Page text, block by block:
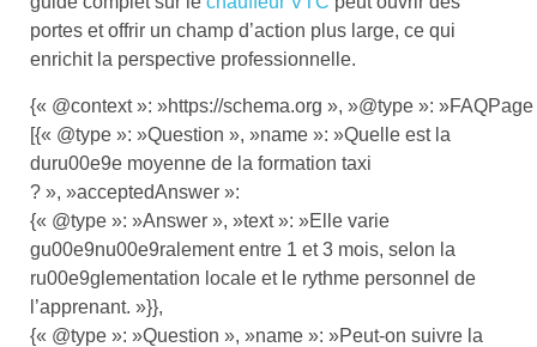
portes et offrir un champ d’action plus large, ce qui
enrichit la perspective professionnelle.
{« @context »: »https://schema.org », »@type »:
[{« @type »: »Question », »name »: »Quelle est la
duru00e9e moyenne de la formation taxi
? », »acceptedAnswer »:
{« @type »: »Answer », »text »: »Elle varie
gu00e9nu00e9ralement entre 1 et 3 mois, selon la
ru00e9glementation locale et le rythme personnel de
l’apprenant. »}},
{« @type »: »Question », »name »: »Peut-on suivre la